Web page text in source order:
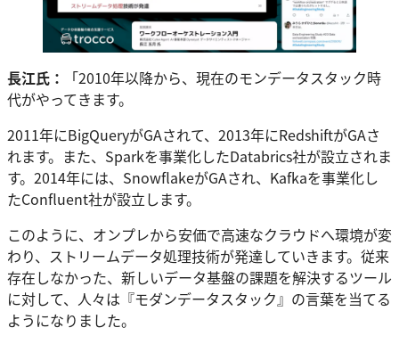
長江氏：
「2010年以降から、現在のモンデータスタック時
代がやってきます。
2011年にBigQueryがGAされて、2013年にRedshiftがGAさ
れます。また、Sparkを事業化したDatabrics社が設立されま
す。2014年には、SnowflakeがGAされ、Kafkaを事業化し
たConfluent社が設立します。
このように、オンプレから安価で高速なクラウドへ環境が変
わり、ストリームデータ処理技術が発達していきます。従来
存在しなかった、新しいデータ基盤の課題を解決するツール
に対して、人々は『モダンデータスタック』の言葉を当てる
ようになりました。